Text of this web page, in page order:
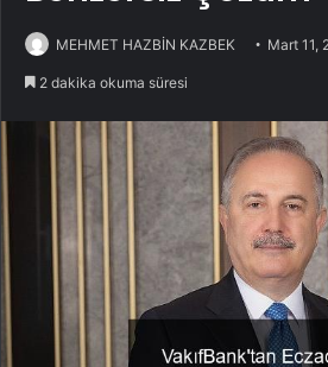
MEHMET HAZBİN KAZBEK Mart 11,
2 dakika okuma süresi